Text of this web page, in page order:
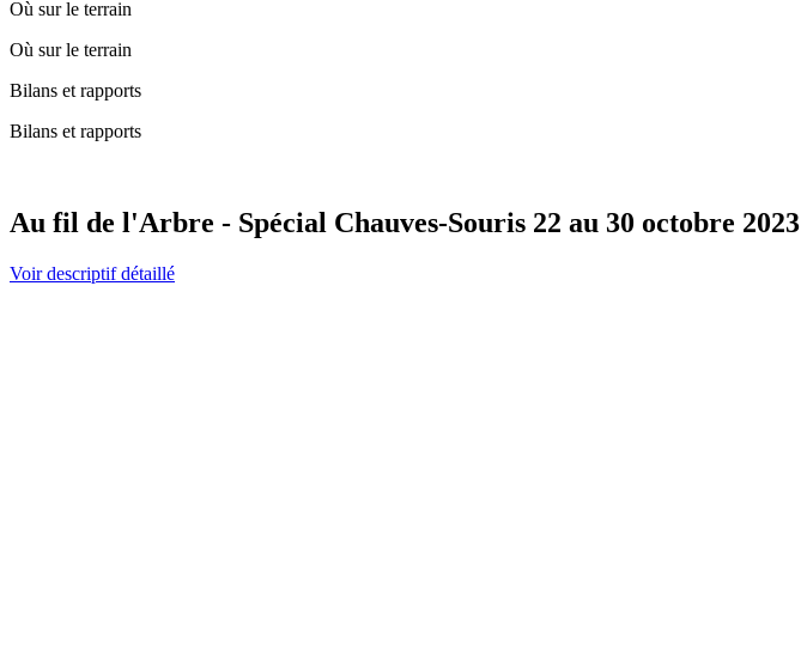
Où sur le terrain
Où sur le terrain
Bilans et rapports
Bilans et rapports
Au fil de l'Arbre - Spécial Chauves-Souris 22 au 30 octobre 2023
Voir descriptif détaillé